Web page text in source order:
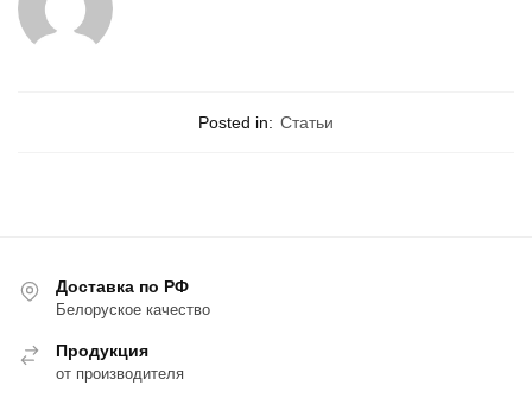
Posted in: Статьи
Доставка по РФ
Белоруское качество
Продукция
от производителя